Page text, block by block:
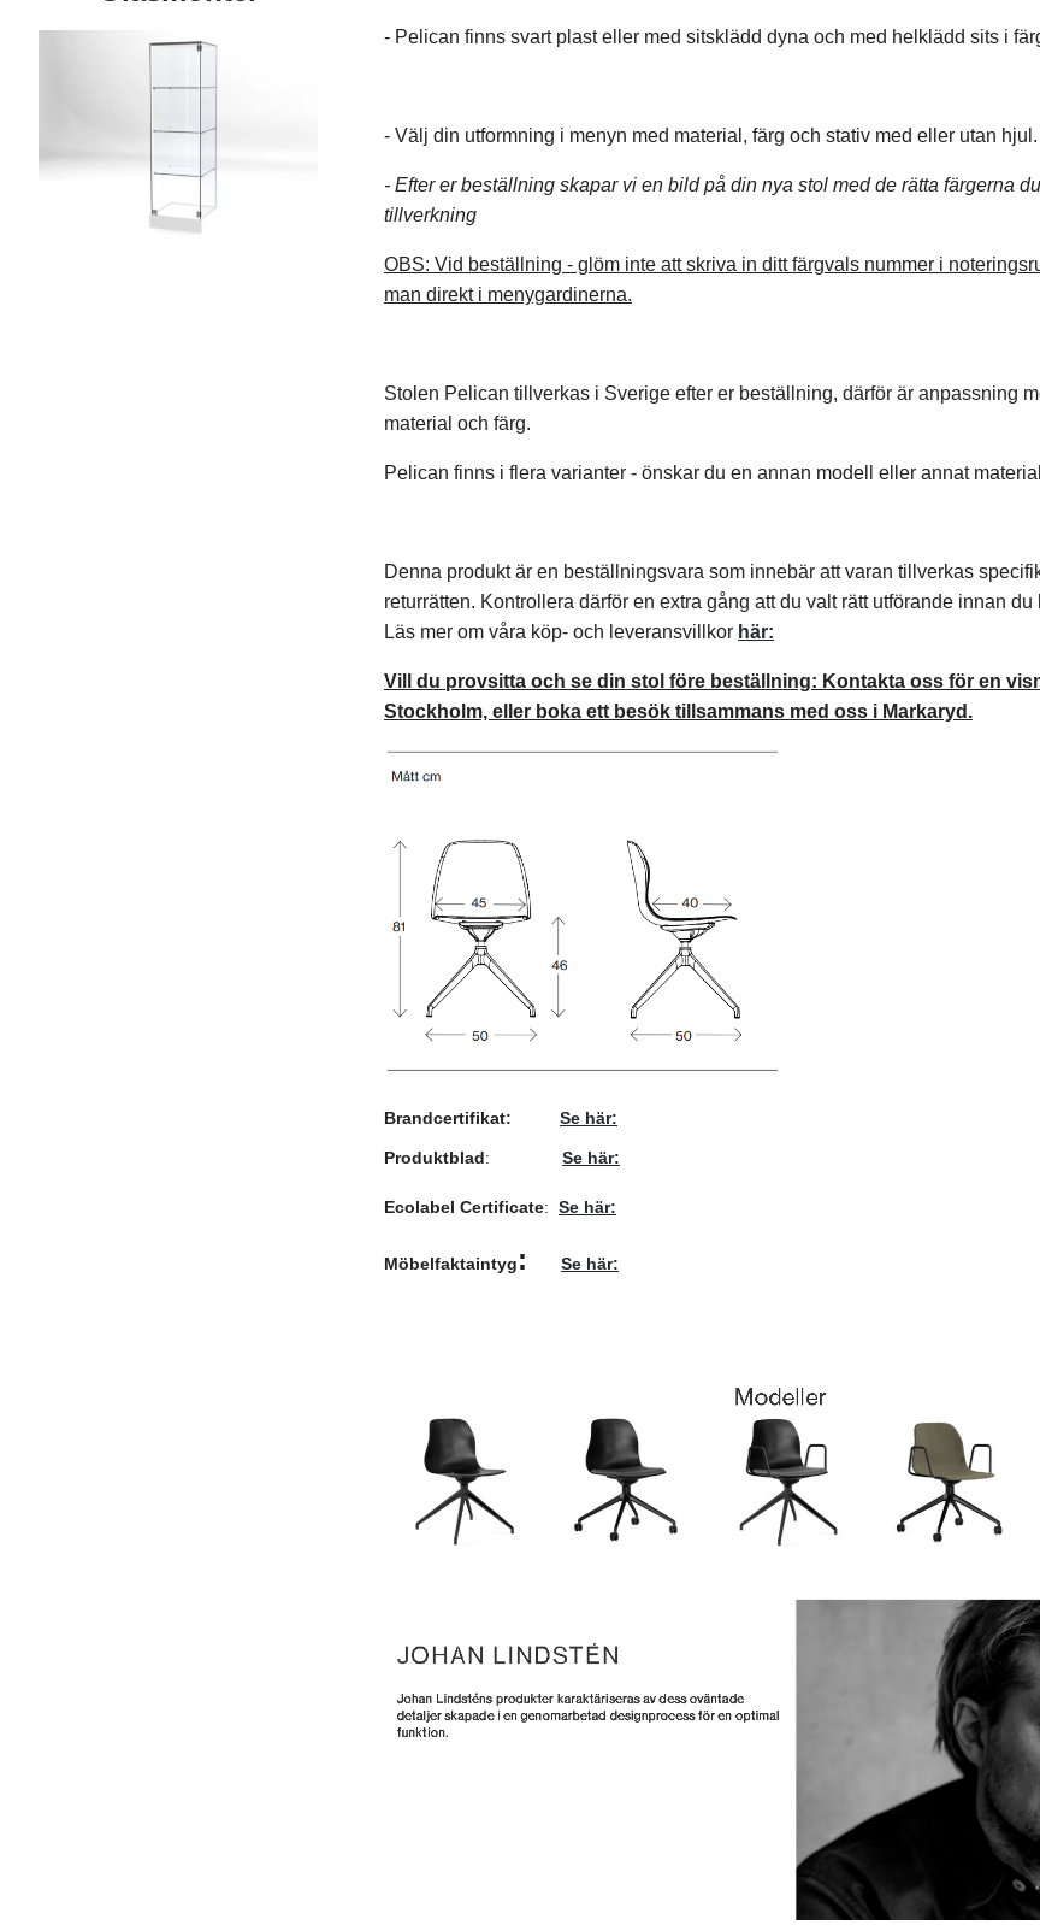
- Pelican finns svart plast eller med sitsklädd dyna och med helklädd sits i
- Välj din utformning i menyn med material, färg och stativ med eller utan hjul.
- Efter er beställning skapar vi en bild på din nya stol med de rätta färgerna
tillverkning
OBS: Vid beställning - glöm inte att skriva in ditt färgvals nummer i
man direkt i menygardinerna.
Stolen Pelican tillverkas i Sverige efter er beställning, därför är anpassning
material och färg.
Pelican finns i flera varianter - önskar du en annan modell eller annat
Denna produkt är en beställningsvara som innebär att varan tillverkas
returrätten. Kontrollera därför en extra gång att du valt rätt utförande innan
Läs mer om våra köp- och leveransvillkor här:
Vill du provsitta och se din stol före beställning: Kontakta oss för en
Stockholm, eller boka ett besök tillsammans med oss i Markaryd.
Brandcertifikat: Se här:
Produktblad: Se här:
Ecolabel Certificate: Se här:
Möbelfaktaintyg: Se här: